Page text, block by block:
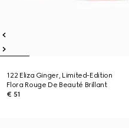
122 Eliza Ginger, Limited-Edition
Flora Rouge De Beauté Brillant
€ 51